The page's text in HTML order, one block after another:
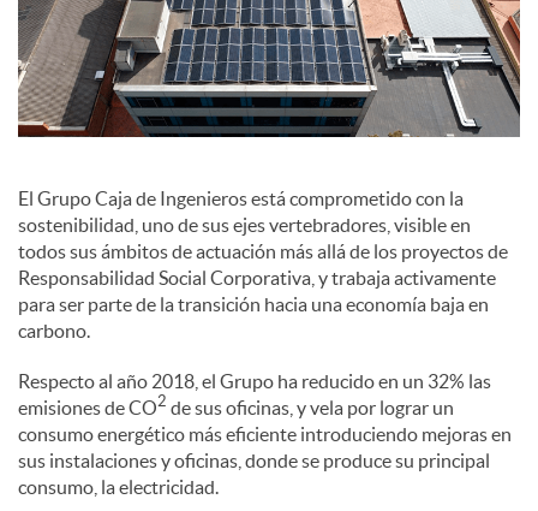
c
i
a
l
e
s
El Grupo Caja de Ingenieros está comprometido con la
sostenibilidad, uno de sus ejes vertebradores, visible en
todos sus ámbitos de actuación más allá de los proyectos de
Responsabilidad Social Corporativa, y trabaja activamente
para ser parte de la transición hacia una economía baja en
carbono.
Respecto al año 2018, el Grupo ha reducido en un 32% las
emisiones de CO2 de sus oficinas, y vela por lograr un
consumo energético más eficiente introduciendo mejoras en
sus instalaciones y oficinas, donde se produce su principal
consumo, la electricidad.